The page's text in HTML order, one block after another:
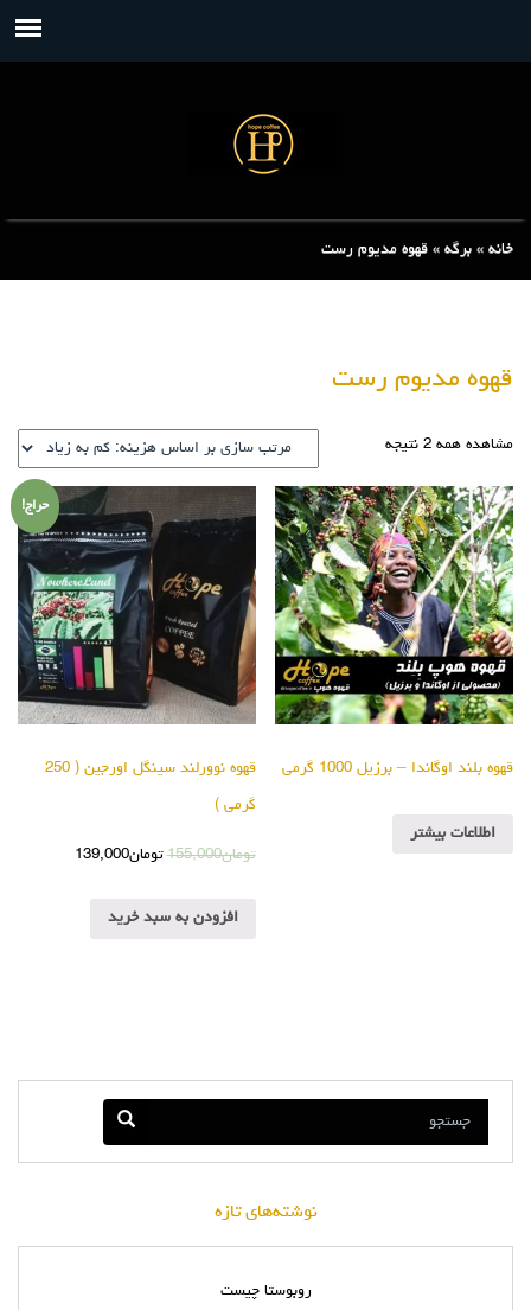
خانه » برگه » قهوه مدیوم رست
قهوه مدیوم رست
مشاهده همه 2 نتیجه
قهوه بلند اوگاندا – برزیل 1000 گرمی
اطلاعات بیشتر
حراج!
قهوه نوورلند سینگل اورجین ( 250
گرمی )
تومان155,000 تومان139,000
افزودن به سبد خرید
نوشته‌های تازه
روبوستا چیست